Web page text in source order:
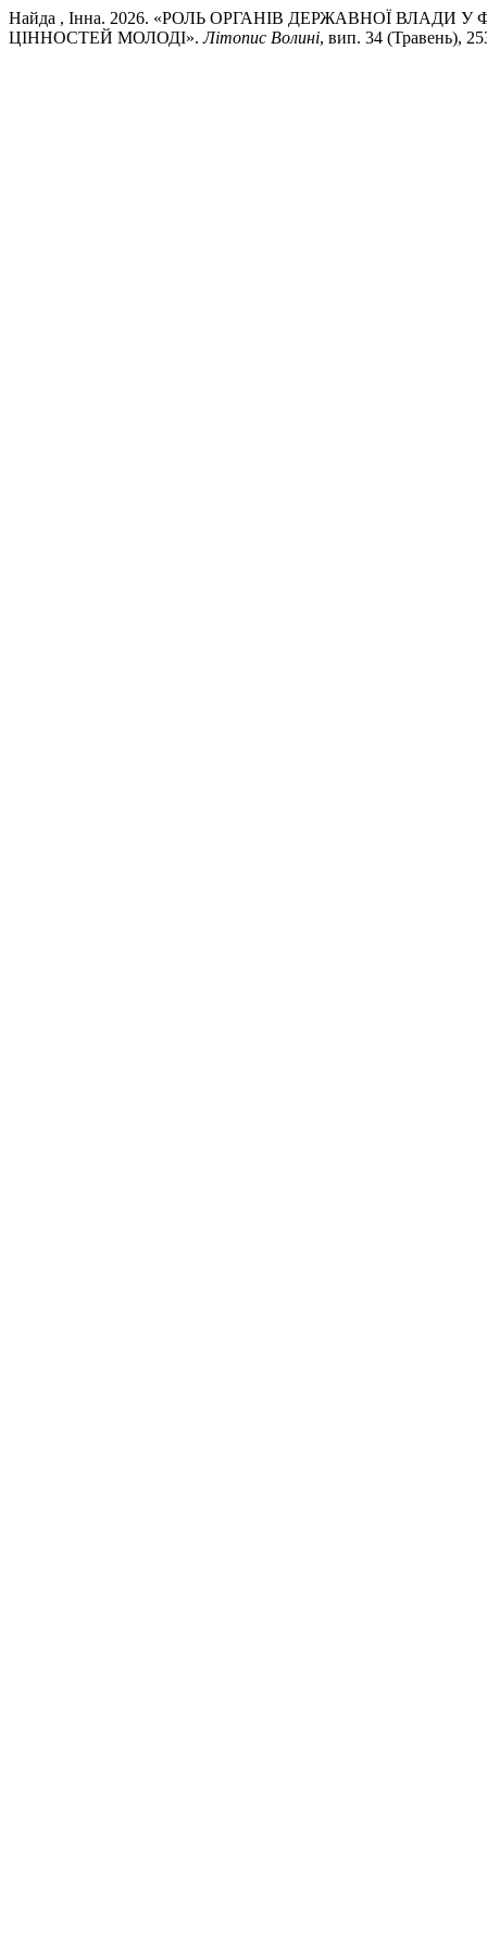
Найда , Інна. 2026. «РОЛЬ ОРГАНІВ ДЕРЖАВНОЇ
ЦІННОСТЕЙ МОЛОДІ».Літопис Волині, вип. 34 (Травень),